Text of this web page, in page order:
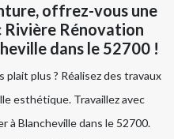
offrez-vous une
Rivière Rénovation
dans le 52700 !
plait plus ? Réalisez des travaux
esthétique. Travaillez avec
à Blancheville dans le 52700.